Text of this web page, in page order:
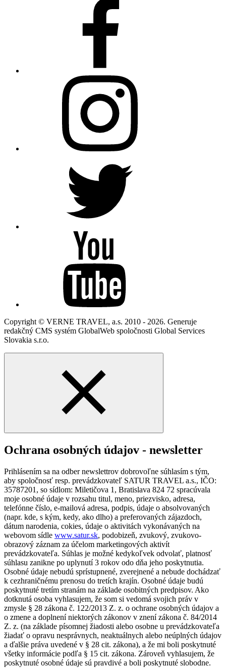
Copyright © VERNE TRAVEL, a.s. 2010 - 2026. Generuje
redakčný CMS systém GlobalWeb spoločnosti Global Services
Slovakia s.r.o.
Ochrana osobných údajov - newsletter
Prihlásením sa na odber newslettrov dobrovoľne súhlasím s tým,
aby spoločnosť resp. prevádzkovateľ SATUR TRAVEL a.s., IČO:
35787201, so sídlom: Miletičova 1, Bratislava 824 72 spracúvala
moje osobné údaje v rozsahu titul, meno, priezvisko, adresa,
telefónne číslo, e-mailová adresa, podpis, údaje o absolvovaných
(napr. kde, s kým, kedy, ako dlho) a preferovaných zájazdoch,
dátum narodenia, cokies, údaje o aktivitách vykonávaných na
webovom sídle www.satur.sk, podobizeň, zvukový, zvukovo-
obrazový záznam za účelom marketingových aktivít
prevádzkovateľa. Súhlas je možné kedykoľvek odvolať, platnosť
súhlasu zanikne po uplynutí 3 rokov odo dňa jeho poskytnutia.
Osobné údaje nebudú sprístupnené, zverejnené a nebude dochádzať
k cezhraničnému prenosu do tretích krajín. Osobné údaje budú
poskytnuté tretím stranám na základe osobitných predpisov. Ako
dotknutá osoba vyhlasujem, že som si vedomá svojich práv v
zmysle § 28 zákona č. 122/2013 Z. z. o ochrane osobných údajov a
o zmene a doplnení niektorých zákonov v znení zákona č. 84/2014
Z. z. (na základe písomnej žiadosti alebo osobne u prevádzkovateľa
žiadať o opravu nesprávnych, neaktuálnych alebo neúplných údajov
a ďalšie práva uvedené v § 28 cit. zákona), a že mi boli poskytnuté
všetky informácie podľa § 15 cit. zákona. Zároveň vyhlasujem, že
poskytnuté osobné údaje sú pravdivé a boli poskytnuté slobodne.